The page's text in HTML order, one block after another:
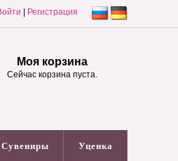
Регистрация
Моя корзина
Сейчас корзина пуста.
Сувениры Уценка